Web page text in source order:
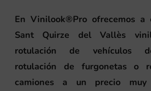
En Vinilook®Pro ofrecemos a
Sant Quirze del Vallès
rotulación de vehículos
rotulación de furgonetas o
camiones a un precio muy